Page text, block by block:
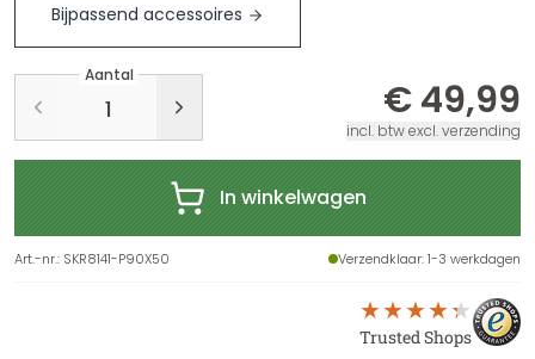
Bijpassend accessoires
Aantal
€ 49,99
incl. btw excl. verzending
In winkelwagen
Art.-nr.: SKR8141-P90X50 Verzendklaar: 1-3 werkdagen
Trusted Shops